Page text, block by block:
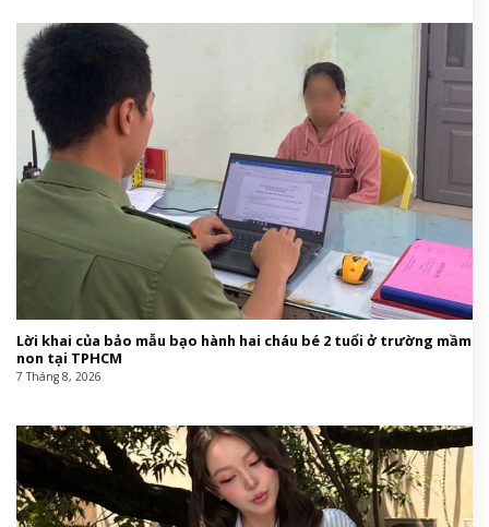
Lời khai của bảo mẫu bạo hành hai cháu bé 2 tuổi ở trường mầm
non tại TPHCM
7 Tháng 8, 2026